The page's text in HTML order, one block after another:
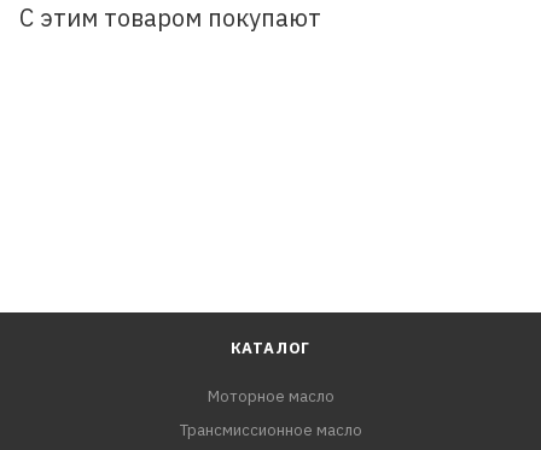
С этим товаром покупают
КАТАЛОГ
Моторное масло
Трансмиссионное масло